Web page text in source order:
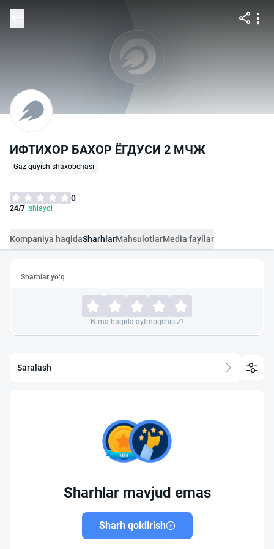
ИФТИХОР БАХОР ЁГДУСИ 2 МЧЖ
Gaz quyish shaxobchasi
0
24/7 Ishlaydi
Kompaniya haqidaSharhlarMahsulotlarMedia fayllar
Sharhlar yo‘q
Nima haqida aytmoqchisiz?
Saralash
Sharhlar mavjud emas
Sharh qoldirish